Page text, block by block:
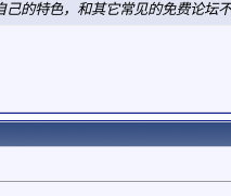
的特色，和其它常见的免费论坛